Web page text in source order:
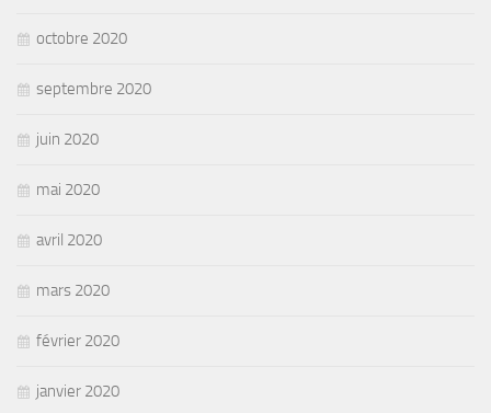
octobre 2020
septembre 2020
juin 2020
mai 2020
avril 2020
mars 2020
février 2020
janvier 2020